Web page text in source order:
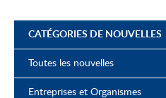
CATÉGORIES DE NOUVELLES
Toutes les nouvelles
Entreprises et Organismes